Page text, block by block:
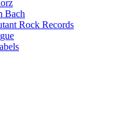
Bach
Rock Records